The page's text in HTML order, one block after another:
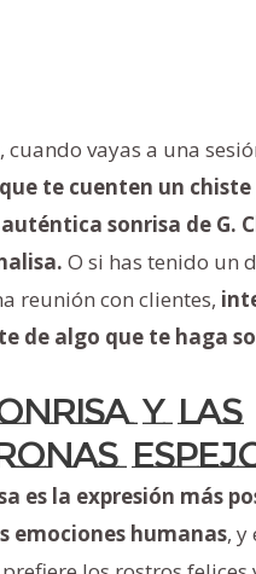
cuando vayas a una
te cuenten un chiste
sonrisa de G.
O si has tenido un
reunión con clientes,
de algo que te haga
y las
es la expresión más
emociones humanas, y